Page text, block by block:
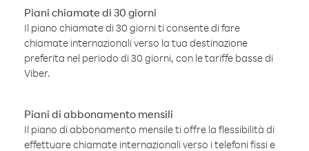
Piani chiamate di 30 giorni
Il piano chiamate di 30 giorni ti consente di fare
chiamate internazionali verso la tua destinazione
preferita nel periodo di 30 giorni, con le tariffe basse di
Viber.
Piani di abbonamento mensili
Il piano di abbonamento mensile ti offre la flessibilità di
effettuare chiamate internazionali verso i telefoni fissi e